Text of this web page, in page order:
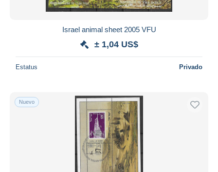
Israel animal sheet 2005 VFU
± 1,04 US$
Estatus Privado
Nuevo